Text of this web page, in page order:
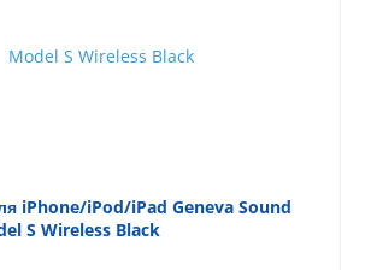
iPhone/iPod/iPad Geneva Sound
S Wireless Black